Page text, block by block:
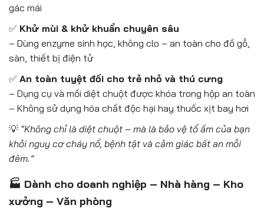
gác mái
✅ Khử mùi & khử khuẩn chuyên sâu
– Dùng enzyme sinh học, không clo – an toàn cho đồ gỗ,
sàn, thiết bị điện tử
✅ An toàn tuyệt đối cho trẻ nhỏ và thú cưng
– Dụng cụ và mồi diệt chuột được khóa trong hộp an toàn
– Không sử dụng hóa chất độc hại hay thuốc xịt bay hơi
💡 “Không chỉ là diệt chuột – mà là bảo vệ tổ ấm của bạn
khỏi nguy cơ cháy nổ, bệnh tật và cảm giác bất an mỗi
đêm.”
🏭 Dành cho doanh nghiệp – Nhà hàng – Kho
xưởng – Văn phòng